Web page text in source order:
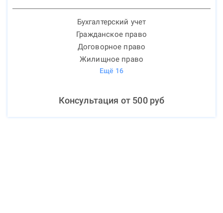
Бухгалтерский учет
Гражданское право
Договорное право
Жилищное право
Ещё 16
Консультация от 500руб